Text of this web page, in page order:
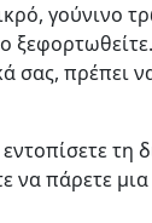
γούνινο
σας, πρέπει
τη
να πάρετε